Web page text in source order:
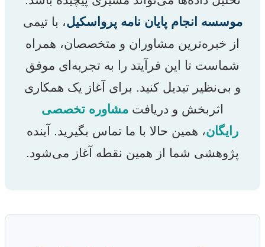
موسسه انجام پایان نامه پرواسکیل، با تیمی
از خبره‌ترین مشاوران و متخصصان، همراه
شماست تا این فرآیند را به تجربه‌ای موفق
و بی‌نظیر تبدیل کنید. برای آغاز یک همکاری
اثربخش و دریافت مشاوره تخصصی
رایگان، همین حالا با ما تماس بگیرید. آینده
پژوهشی شما از همین نقطه آغاز می‌شود.